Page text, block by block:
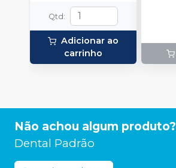
Qtd:
Adicionar ao
carrinho
Não achou algum produto?
Dental Padrão